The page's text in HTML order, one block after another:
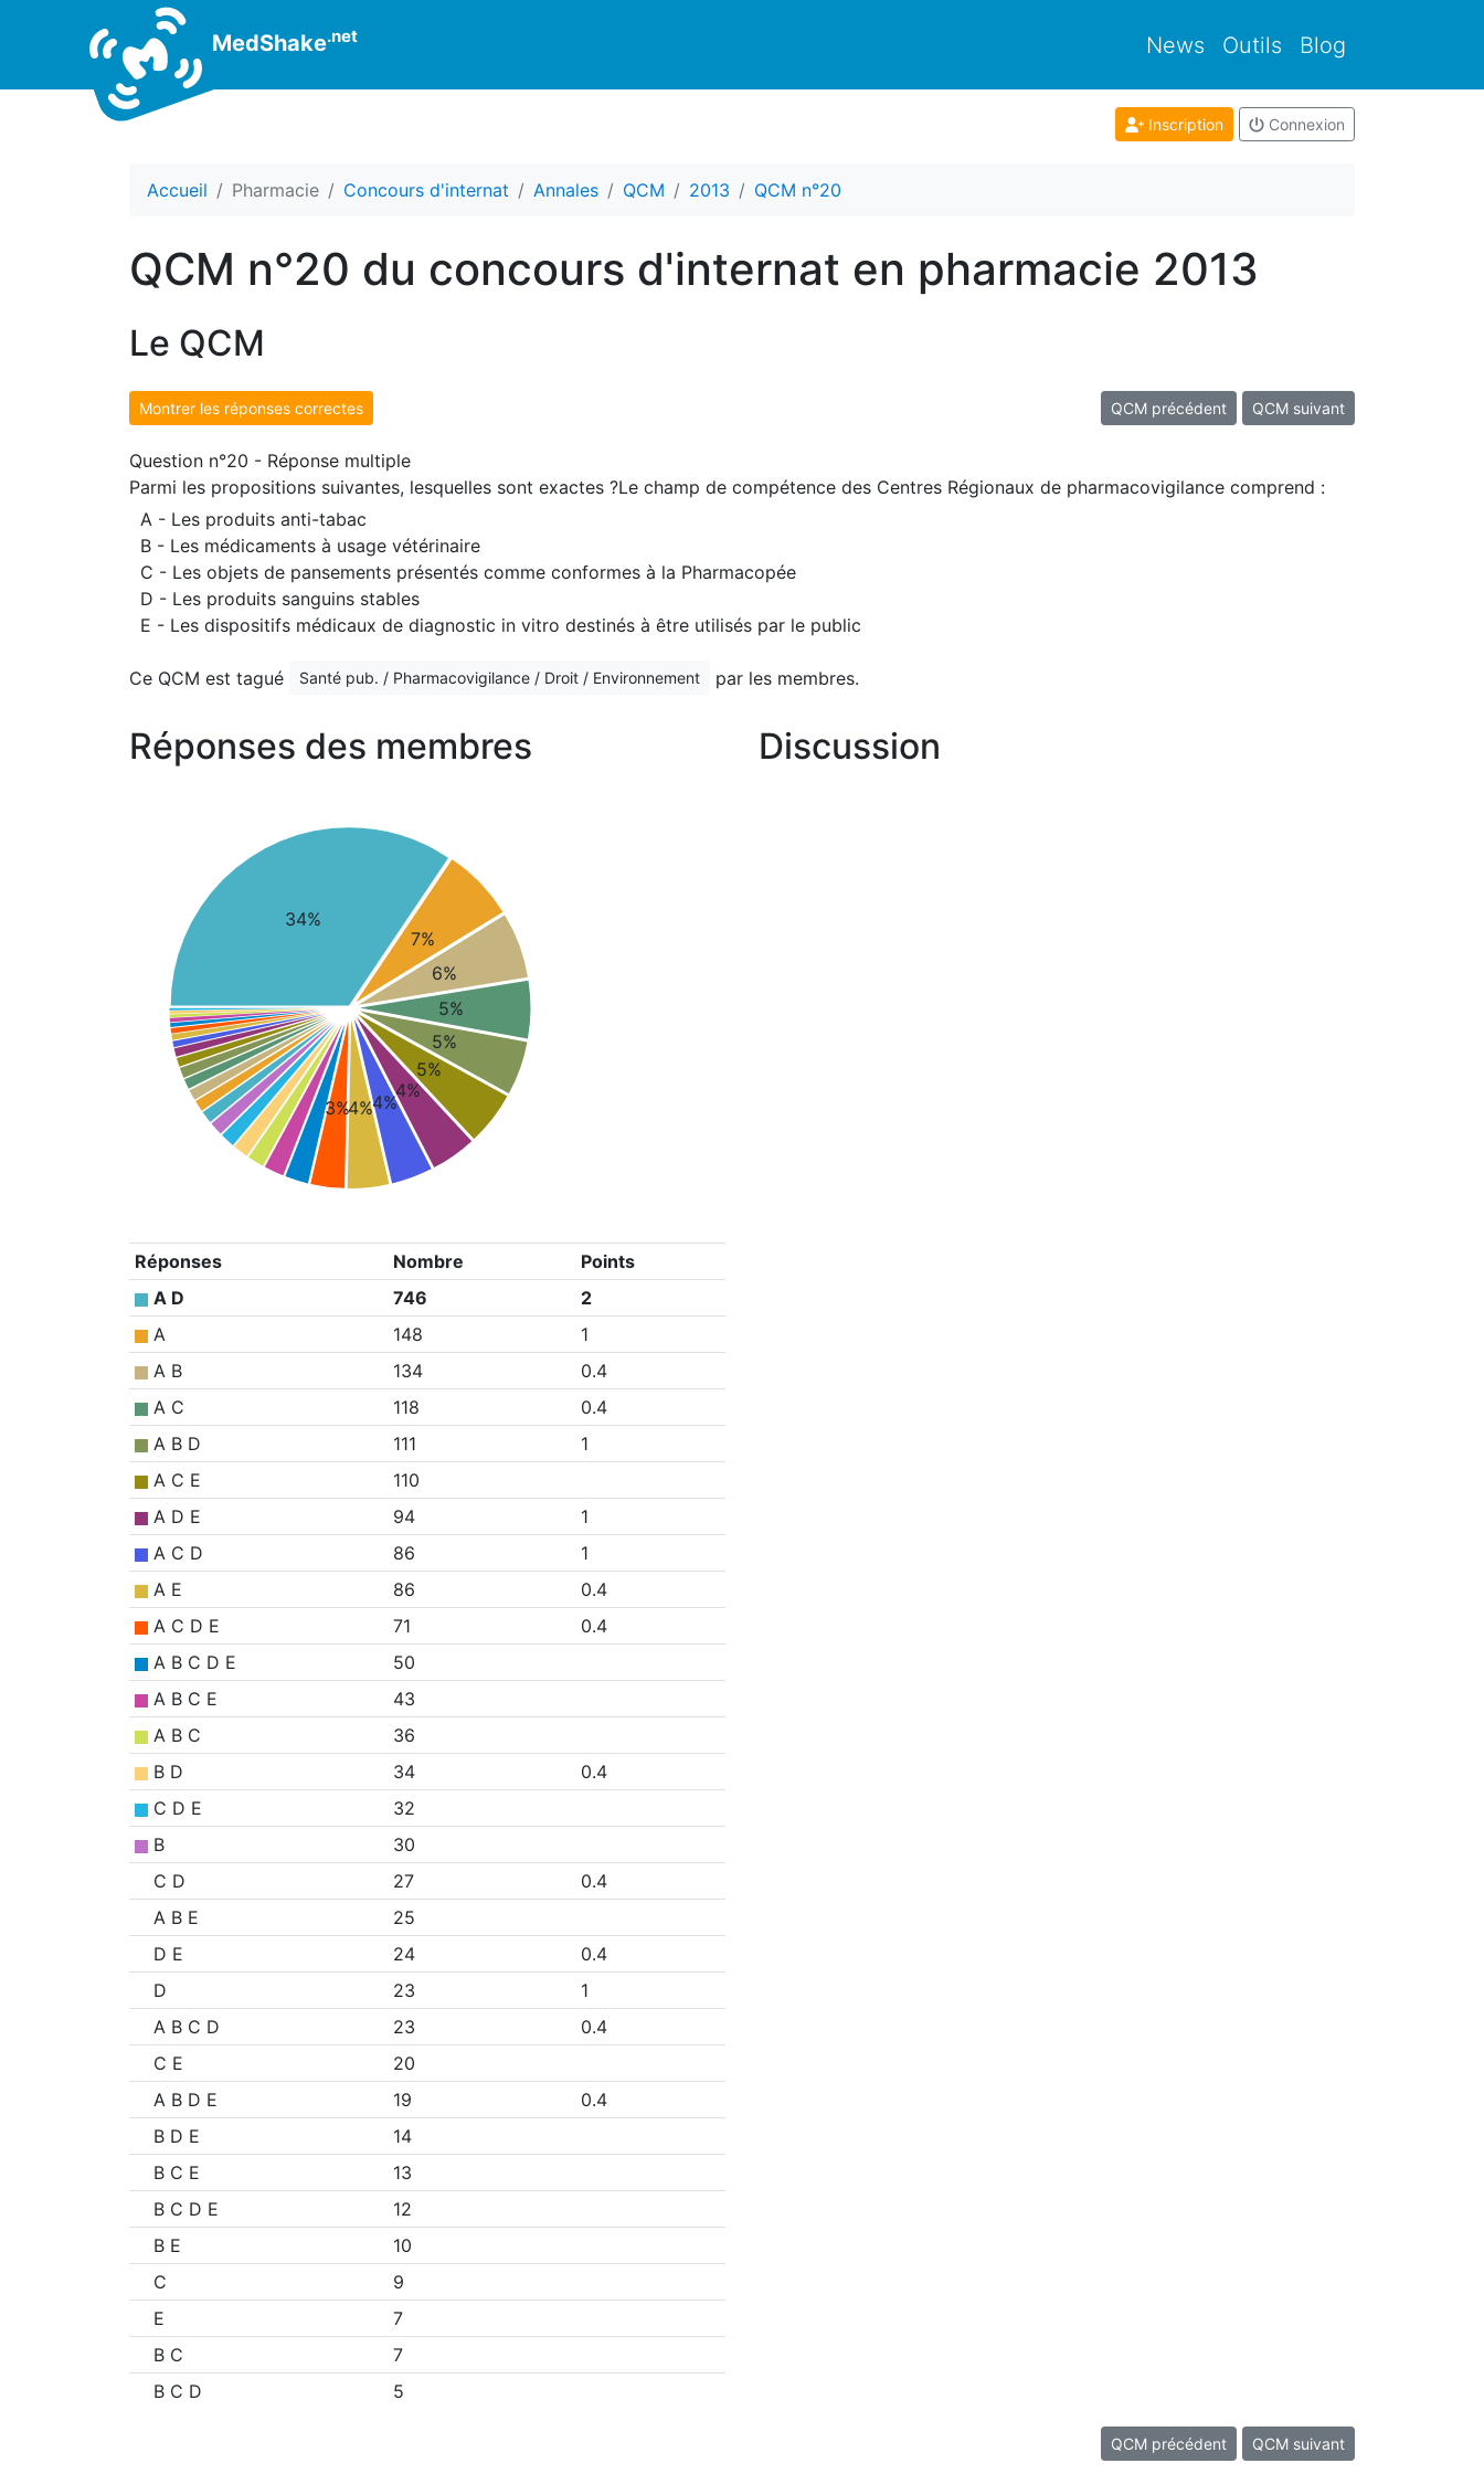
MedShake.net News Outils Blog
Inscription Connexion
Accueil Pharmacie Concours d'internat Annales QCM 2013 QCM n°20
QCM n°20 du concours d'internat en pharmacie 2013
Le QCM
Montrer les réponses correctes QCM précédent QCM suivant
Question n°20 - Réponse multiple
Parmi les propositions suivantes, lesquelles sont exactes ?Le champ de compétence des Centres Régionaux de pharmacovigilance comprend :
A - Les produits anti-tabac
B - Les médicaments à usage vétérinaire
C - Les objets de pansements présentés comme conformes à la Pharmacopée
D - Les produits sanguins stables
E - Les dispositifs médicaux de diagnostic in vitro destinés à être utilisés par le public
Ce QCM est tagué Santé pub. / Pharmacovigilance / Droit / Environnement par les membres.
Réponses des membres
34%
7%
6%
5%
5%
5%
4%
4%
4%
3%
Réponses Nombre
Points
A D
746
2
A
148
1
A B
134
0.4
A C
118
0.4
A B D
111
1
A C E
110
A D E
94
1
A C D
86
1
A E
86
0.4
A C D E
71
0.4
A B C D E
50
A B C E
43
A B C
36
B D
34
0.4
C D E
32
B
30
C D
27
0.4
A B E
25
D E
24
0.4
D
23
1
A B C D
23
0.4
C E
20
A B D E
19
0.4
B D E
14
B C E
13
B C D E
12
B E
10
C
9
E
7
B C
7
B C D
5
Discussion
QCM précédent QCM suivant